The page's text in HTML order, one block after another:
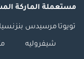
مستعملة الماركة
تويوتا مرسيدس بنز
شيفروليه